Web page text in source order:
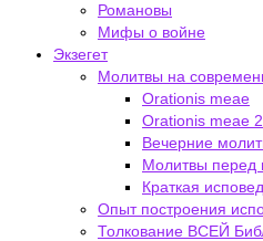
Романовы
Мифы о войне
Экзегет
Молитвы на
Orationis meae
Orationis meae 2
Вечерние
Молитвы перед
Краткая
Опыт построения
Толкование ВСЕЙ